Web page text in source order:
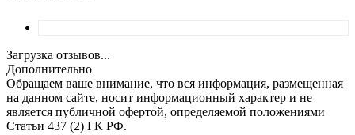
Загрузка отзывов...
Дополнительно
Обращаем ваше внимание, что вся информация, размещенная
на данном сайте, носит информационный характер и не
является публичной офертой, определяемой положениями
Статьи 437 (2) ГК РФ.